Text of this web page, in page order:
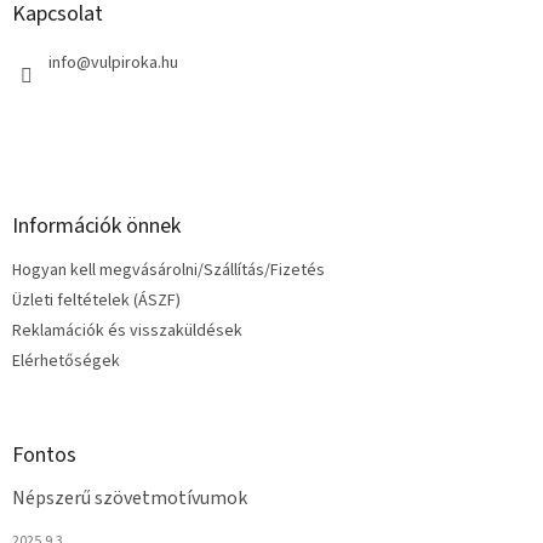
Kapcsolat
info@vulpiroka.hu
Információk önnek
Hogyan kell megvásárolni/Szállítás/Fizetés
Üzleti feltételek (ÁSZF)
Reklamációk és visszaküldések
Elérhetőségek
Fontos
Népszerű szövetmotívumok